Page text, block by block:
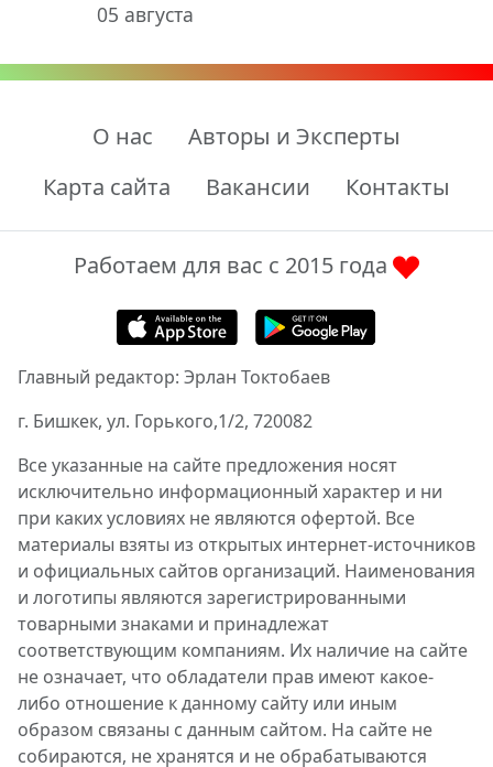
05 августа
О нас
Авторы и Эксперты
Карта сайта
Вакансии Контакты
Работаем для вас с 2015 года
Главный редактор: Эрлан Токтобаев
г. Бишкек, ул. Горького,1/2, 720082
Все указанные на сайте предложения носят
исключительно информационный характер и ни
при каких условиях не являются офертой. Все
материалы взяты из открытых интернет-источников
и официальных сайтов организаций. Наименования
и логотипы являются зарегистрированными
товарными знаками и принадлежат
соответствующим компаниям. Их наличие на сайте
не означает, что обладатели прав имеют какое-
либо отношение к данному сайту или иным
образом связаны с данным сайтом. На сайте не
собираются, не хранятся и не обрабатываются